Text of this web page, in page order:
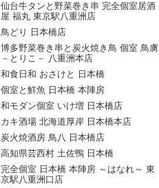
仙台牛タンと野菜巻き串 完全個室居酒
屋 福丸 東京駅八重洲店
鳥どり 日本橋店
博多野菜巻き串と炭火焼き鳥 個室 鳥虜
－とりこ－ 八重洲本店
和食日和 おさけと 日本橋
個室と鮮魚 日本橋 本陣房
和モダン個室 いけ増 日本橋店
カキ酒場 北海道厚岸 日本橋本店
炭火焼酒房 鳥八 日本橋店
高知県芸西村 土佐鴨 日本橋
完全個室 日本橋 本陣房 ～はなれ～ 東
京駅八重洲口店